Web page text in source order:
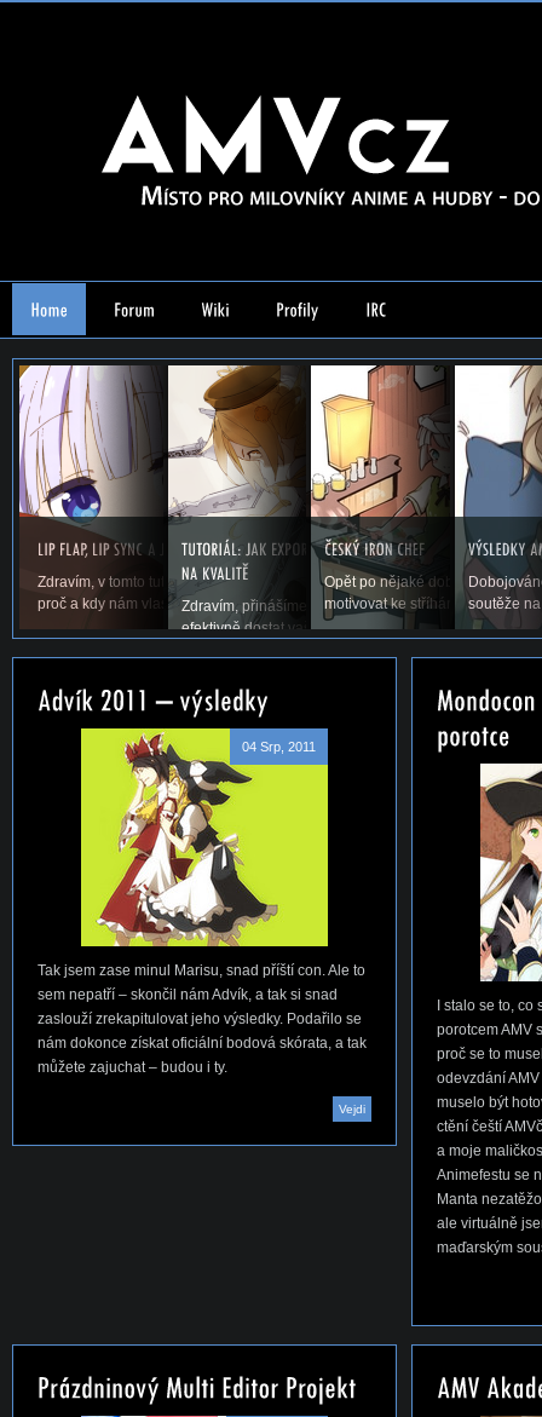
Zdravím, v tomto tutoriálu si povíme něco o lip flapu, co to je,
proč a kdy nám vlastně v AMV vadí a samozřejmě,...
Zdravím, přinášíme vám první tutoriál na téma, jak
efektivně dostat vaše AMV ze střihacího...
Opět po nějaké době vás vítáme
motivovat ke stříhání. Snad se
soutěže
04 Srp, 2011
Tak jsem zase minul Marisu, snad příští con. Ale to
sem nepatří – skončil nám Advík, a tak si snad
zaslouží zrekapitulovat jeho výsledky. Podařilo se
nám dokonce získat oficiální bodová skórata, a tak
můžete zajuchat – budou i ty.
Vejdi
I stalo se to, co
porotcem AMV
proč se to
odevzdání
muselo být
ctění čeští
a moje
Animefestu se
Manta
ale virtuálně
maďarským